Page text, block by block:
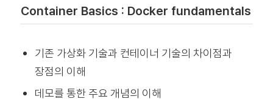
Container Basics : Docker fundamentals
기존 가상화 기술과 컨테이너 기술의 차이점과
장점의 이해
데모를 통한 주요 개념의 이해